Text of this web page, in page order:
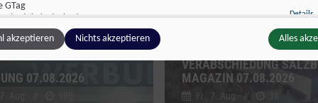
07.08.2026
VERABSCHIEDUNG
MAGAZIN 07.08.2026
Fr., 7. Aug. //
GTag
Ireland Limited, Irland Details
Inhalte (nicht IAB)
akzeptieren Nichts akzeptieren Alles